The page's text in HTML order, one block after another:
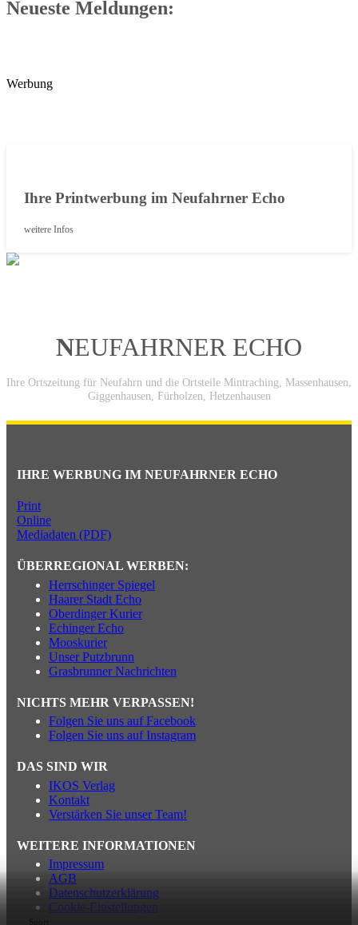
Neueste Meldungen:
Werbung
Ihre Printwerbung im Neufahrner Echo
weitere Infos
NEUFAHRNER ECHO
Ihre Ortszeitung für Neufahrn und die Ortsteile Mintraching, Massenhausen,
Giggenhausen, Fürholzen, Hetzenhausen
IHRE WERBUNG IM NEUFAHRNER ECHO
Print
Online
Mediadaten (PDF)
ÜBERREGIONAL WERBEN:
Herrschinger Spiegel
Haarer Stadt Echo
Oberdinger Kurier
Echinger Echo
Mooskurier
Unser Putzbrunn
Grasbrunner Nachrichten
NICHTS MEHR VERPASSEN!
Folgen Sie uns auf Facebook
Folgen Sie uns auf Instagram
DAS SIND WIR
IKOS Verlag
Kontakt
Verstärken Sie unser Team!
WEITERE INFORMATIONEN
Impressum
AGB
Datenschutzerklärung
Cookie-Einstellungen